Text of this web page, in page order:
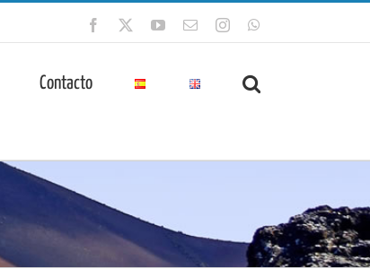
Facebook YouTube
CorreoInstagram
Contacto